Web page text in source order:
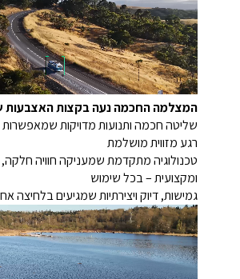
המצלמה החכמה נעה בקצות האצבעות
שליטה חכמה ותנועות מדויקות
רגע מזווית מושלמת
טכנולוגיה מתקדמת שמעניקה חוויה חלקה,
ומקצועית – בכל שימוש
גמישות, דיוק ויצירתיות שמגיעים בלחיצה